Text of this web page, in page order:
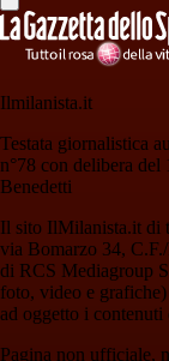
Ilmilanista.it
Testata giornalistica
n°78 con delibera
Benedetti
Il sito IlMilanista.it di
via Bomarzo 34,
di RCS Mediagroup
foto, video e
ad oggetto i
Pagina non ufficiale,